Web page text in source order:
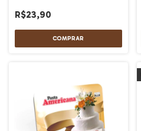
R$23,90